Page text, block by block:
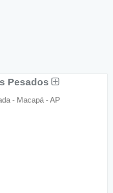
Pesados
- Macapá - AP